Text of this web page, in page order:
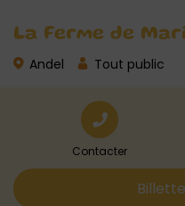
La Ferme de
Andel Tout public
Contacter